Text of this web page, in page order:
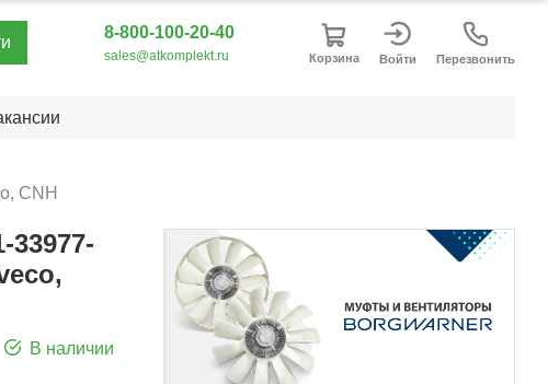
8-800-100-20-40
sales@atkomplekt.ru Корзина Войти Перезвонить
CNH
33977-
В наличии